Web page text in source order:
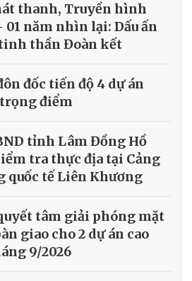
thanh, Truyền hình
năm nhìn lại: Dấu ấn
thần Đoàn kết
đốc tiến độ 4 dự án
điểm
tỉnh Lâm Đồng Hồ
tra thực địa tại Cảng
quốc tế Liên Khương
tâm giải phóng mặt
giao cho 2 dự án cao
9/2026